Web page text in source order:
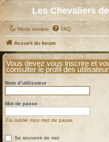
Les Chevaliers
Mode sombre FAQ
Accueil du forum
Vous devez vous inscrire et
consulter le profil des
Nom d’utilisateur :
Mot de passe :
J’ai oublié mon mot de passe
Se souvenir de moi